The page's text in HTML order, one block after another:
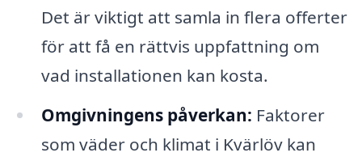
Det är viktigt att samla in flera offerter
för att få en rättvis uppfattning om
vad installationen kan kosta.
Omgivningens påverkan: Faktorer
som väder och klimat i Kvärlöv kan